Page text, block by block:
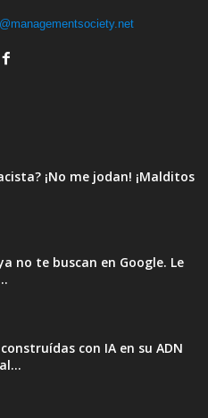
¡No me jodan! ¡Malditos
no te buscan en Google. Le
con IA en su ADN